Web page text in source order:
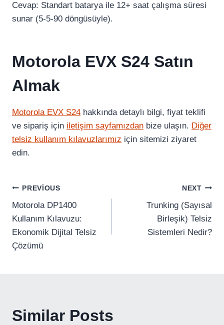
Cevap: Standart batarya ile 12+ saat çalışma süresi
sunar (5-5-90 döngüsüyle).
Motorola EVX S24 Satın
Almak
Motorola EVX S24 hakkında detaylı bilgi, fiyat teklifi
ve sipariş için iletişim sayfamızdan bize ulaşın. Diğer
telsiz kullanım kılavuzlarımız için sitemizi ziyaret
edin.
Yazı
Gezinmesi
PREVIOUS
Motorola DP1400
Kullanım Kılavuzu:
Ekonomik Dijital Telsiz
Çözümü
NEXT
Trunking (Sayısal
Birleşik) Telsiz
Sistemleri Nedir?
Similar Posts